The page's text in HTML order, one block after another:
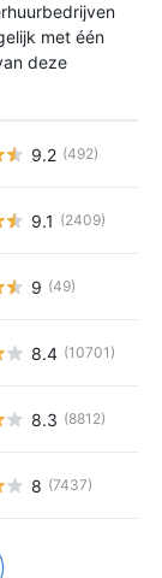
met één
deze
9.2 (492)
9.1 (2409)
9 (49)
8.4 (10701)
8.3 (8812)
8 (7437)